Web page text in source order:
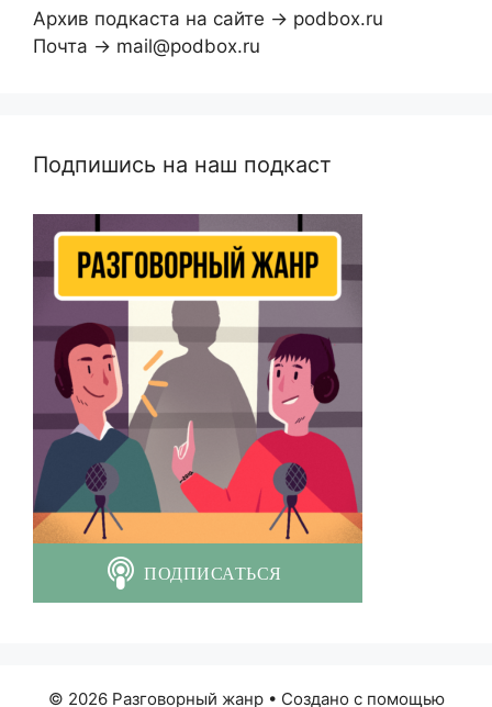
Архив подкаста на сайте → podbox.ru
Почта → mail@podbox.ru
Подпишись на наш подкаст
© 2026 Разговорный жанр• Создано с помощью